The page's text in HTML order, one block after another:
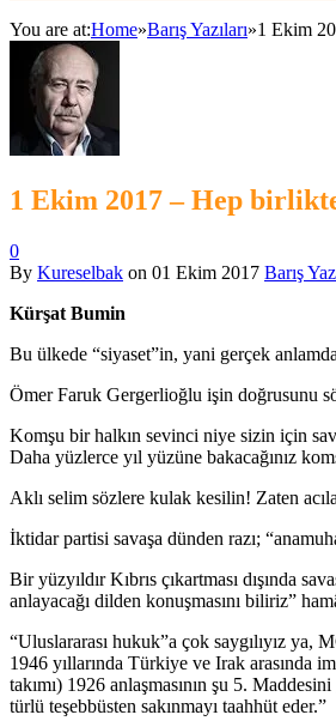
You are at:Home»Barış Yazıları»1 Ekim
1 Ekim 2017 – Hep
0
By Kureselbak on 01 Ekim 2017 Barış
Kürşat Bumin
Bu ülkede “siyaset”in, yani gerçek
Ömer Faruk Gergerlioğlu işin doğrusunu
Komşu bir halkın sevinci niye sizin için
Daha yüzlerce yıl yüzüne bakacağınız
Aklı selim sözlere kulak kesilin! Zaten
İktidar partisi savaşa dünden razı;
Bir yüzyıldır Kıbrıs çıkartması dışında
anlayacağı dilden konuşmasını biliriz”
“Uluslararası hukuk”a çok saygılıyız
1946 yıllarında Türkiye ve Irak arasında
takımı) 1926 anlaşmasının şu 5.
türlü teşebbüsten sakınmayı taahhüt eder.”